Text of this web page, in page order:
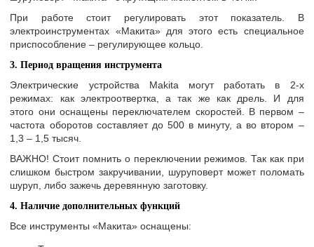
При работе стоит регулировать этот показатель. В
электроинструментах «Макита» для этого есть специальное
приспособление – регулирующее кольцо.
3. Период вращения инструмента
Электрические устройства Makita могут работать в 2-х
режимах: как электроотвертка, а так же как дрель. И для
этого они оснащены переключателем скоростей. В первом –
частота оборотов составляет до 500 в минуту, а во втором –
1,3 – 1,5 тысяч.
ВАЖНО! Стоит помнить о переключении режимов. Так как при
слишком быстром закручивании, шуруповерт может поломать
шуруп, либо зажечь деревянную заготовку.
4. Наличие дополнительных функций
Все инструменты «Макита» оснащены: